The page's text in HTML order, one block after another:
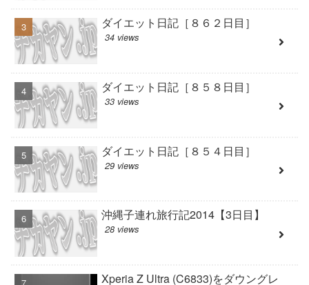
ダイエット日記［８６２日目］
34 views
ダイエット日記［８５８日目］
33 views
ダイエット日記［８５４日目］
29 views
沖縄子連れ旅行記2014【3日目】
28 views
Xperia Z Ultra (C6833)をダウングレ